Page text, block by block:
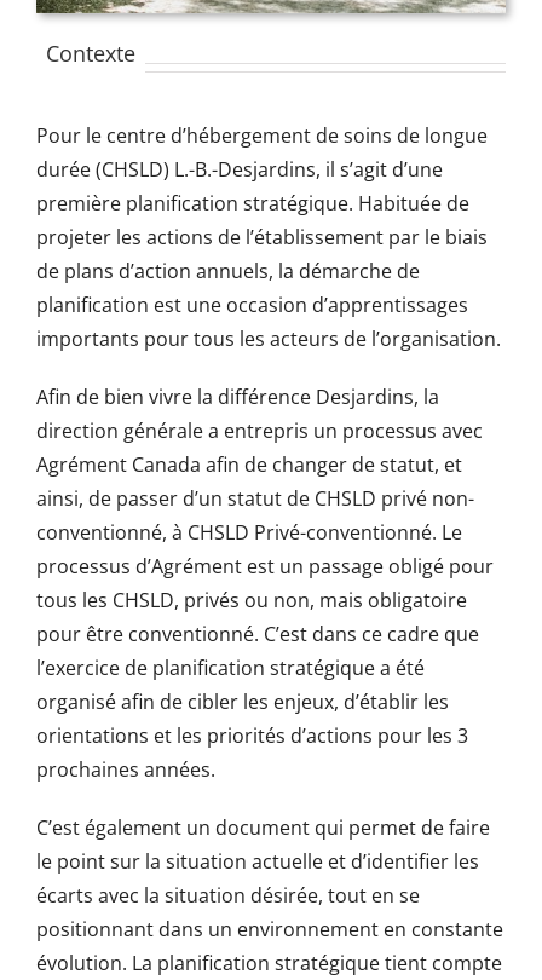
Contexte
Pour le centre d’hébergement de soins de longue
durée (CHSLD) L.-B.-Desjardins, il s’agit d’une
première planification stratégique. Habituée de
projeter les actions de l’établissement par le biais
de plans d’action annuels, la démarche de
planification est une occasion d’apprentissages
importants pour tous les acteurs de l’organisation.
Afin de bien vivre la différence Desjardins, la
direction générale a entrepris un processus avec
Agrément Canada afin de changer de statut, et
ainsi, de passer d’un statut de CHSLD privé non-
conventionné, à CHSLD Privé-conventionné. Le
processus d’Agrément est un passage obligé pour
tous les CHSLD, privés ou non, mais obligatoire
pour être conventionné. C’est dans ce cadre que
l’exercice de planification stratégique a été
organisé afin de cibler les enjeux, d’établir les
orientations et les priorités d’actions pour les 3
prochaines années.
C’est également un document qui permet de faire
le point sur la situation actuelle et d’identifier les
écarts avec la situation désirée, tout en se
positionnant dans un environnement en constante
évolution. La planification stratégique tient compte